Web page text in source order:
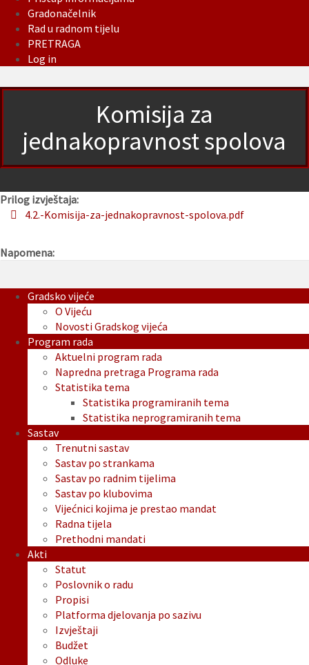
Gradonačelnik
Rad u radnom tijelu
PRETRAGA
Log in
Komisija za
jednakopravnost spolova
Prilog izvještaja:
4.2.-Komisija-za-jednakopravnost-spolova.pdf
Napomena:
Gradsko vijeće
O Vijeću
Novosti Gradskog vijeća
Program rada
Aktuelni program rada
Napredna pretraga Programa rada
Statistika tema
Statistika programiranih tema
Statistika neprogramiranih tema
Sastav
Trenutni sastav
Sastav po strankama
Sastav po radnim tijelima
Sastav po klubovima
Vijećnici kojima je prestao mandat
Radna tijela
Prethodni mandati
Akti
Statut
Poslovnik o radu
Propisi
Platforma djelovanja po sazivu
Izvještaji
Budžet
Odluke